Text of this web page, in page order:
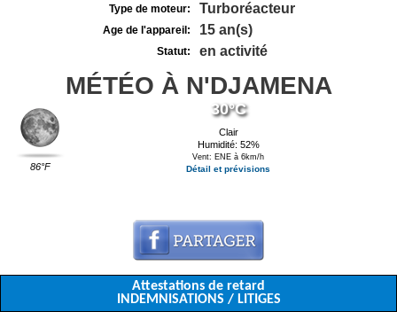
Type de moteur: Turboréacteur
Age de l'appareil: 15 an(s)
Statut: en activité
MÉTÉO À N'DJAMENA
86°F
30°C
Clair
Humidité: 52%
Vent: ENE à 6km/h
Détail et prévisions
Attestations de retard
INDEMNISATIONS / LITIGES